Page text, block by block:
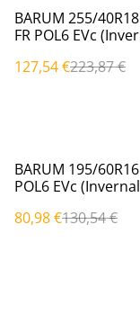
%
BARUM 255/
FR POL6 EVc
127,54 €223,87 €
%
BARUM 195/
POL6 EVc
80,98 €130,54 €